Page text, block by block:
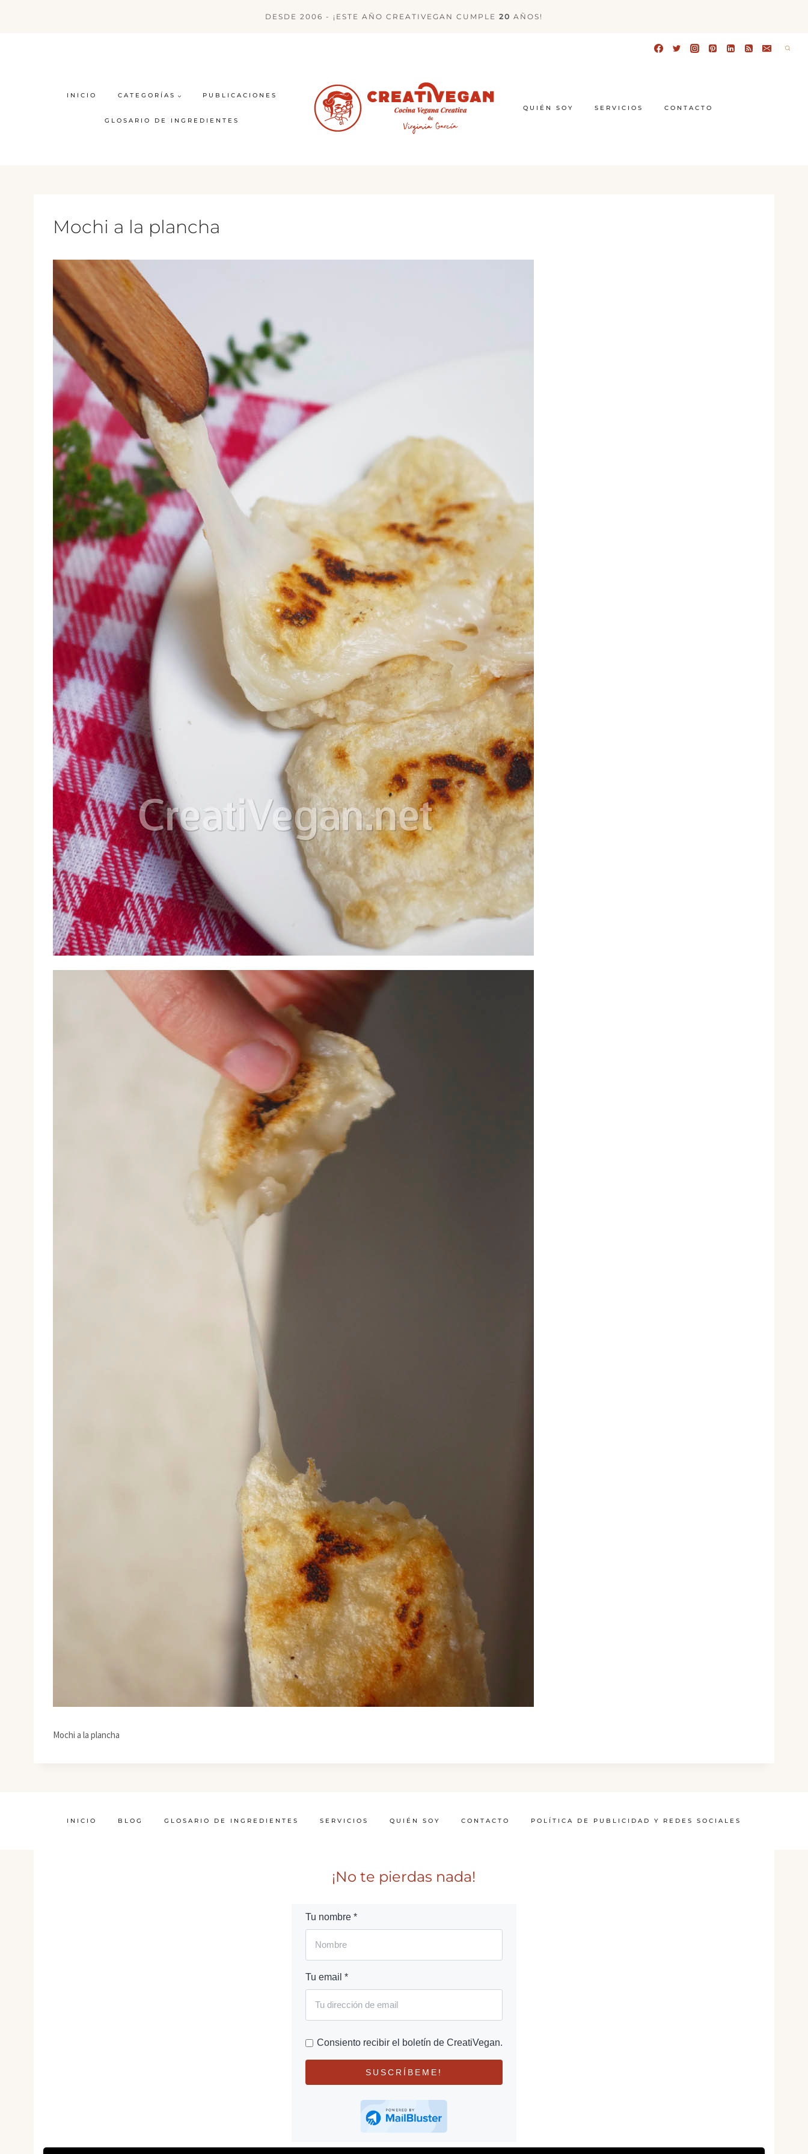
DESDE 2006 - ¡ESTE AÑO CREATIVEGAN CUMPLE 20 AÑOS!
INICIO CATEGORÍAS PUBLICACIONES
GLOSARIO DE INGREDIENTES
QUIÉN SOY SERVICIOS CONTACTO
Mochi a la plancha
Mochi a la plancha
INICIO BLOG GLOSARIO DE INGREDIENTES SERVICIOS QUIÉN SOY CONTACTO POLÍTICA DE PUBLICIDAD Y REDES SOCIALES
¡No te pierdas nada!
Tu nombre *
Tu email *
Consiento recibir el boletín de CreatiVegan.
SUSCRÍBEME!